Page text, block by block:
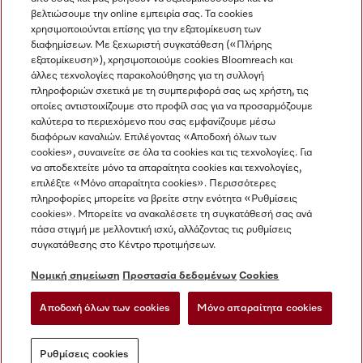
Η εταιρεία μας
Όροι και Προϋποθέσεις
Προστασία δεδομένων
Όροι Χρήσης
Δήλωση Προσβασιμότητας
Νόμος για τις ψηφιακές υπηρεσίες
Ρυθμίσεις cookies
Miele στο Instagram
Miele στο Facebook
Miele στο Youtube
βελτιώσουμε την online εμπειρία σας. Τα cookies
χρησιμοποιούνται επίσης για την εξατομίκευση των
διαφημίσεων. Με ξεχωριστή συγκατάθεση («Πλήρης
εξατομίκευση»), χρησιμοποιούμε cookies Bloomreach και
άλλες τεχνολογίες παρακολούθησης για τη συλλογή
πληροφοριών σχετικά με τη συμπεριφορά σας ως χρήστη, τις
οποίες αντιστοιχίζουμε στο προφίλ σας για να προσαρμόζουμε
καλύτερα το περιεχόμενο που σας εμφανίζουμε μέσω
διαφόρων καναλιών. Επιλέγοντας «Αποδοχή όλων των
cookies», συναινείτε σε όλα τα cookies και τις τεχνολογίες. Για
να αποδεχτείτε μόνο τα απαραίτητα cookies και τεχνολογίες,
επιλέξτε «Μόνο απαραίτητα cookies». Περισσότερες
πληροφορίες μπορείτε να βρείτε στην ενότητα «Ρυθμίσεις
cookies». Μπορείτε να ανακαλέσετε τη συγκατάθεσή σας ανά
πάσα στιγμή με μελλοντική ισχύ, αλλάζοντας τις ρυθμίσεις
συγκατάθεσης στο Κέντρο προτιμήσεων.
Νομική σημείωση Προστασία δεδομένων Cookies
Αποδοχή όλων των cookies Μόνο απαραίτητα cookies
Ρυθμίσεις cookies